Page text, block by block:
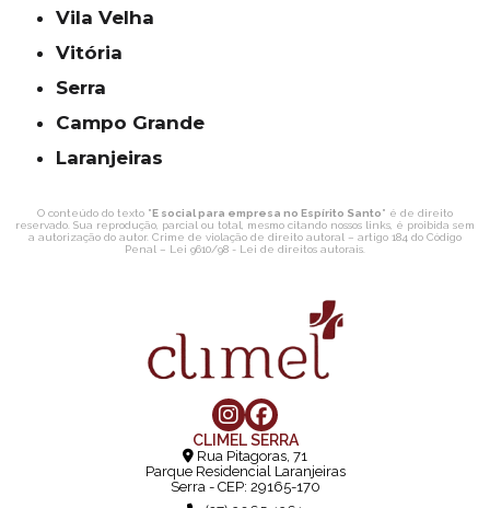
Vila Velha
Vitória
Serra
Campo Grande
Laranjeiras
O conteúdo do texto "E social para empresa no Espírito Santo" é de direito
reservado. Sua reprodução, parcial ou total, mesmo citando nossos links, é proibida sem
a autorização do autor. Crime de violação de direito autoral – artigo 184 do Código
Penal – Lei 9610/98 - Lei de direitos autorais
CLIMEL SERRA
Rua Pitagoras, 71
Parque Residencial Laranjeiras
Serra - CEP: 29165-170